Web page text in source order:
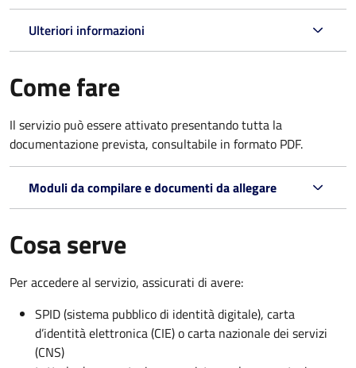
Ulteriori informazioni
Come fare
Il servizio può essere attivato presentando tutta la
documentazione prevista, consultabile in formato PDF.
Moduli da compilare e documenti da allegare
Cosa serve
Per accedere al servizio, assicurati di avere:
SPID (sistema pubblico di identità digitale), carta
d’identità elettronica (CIE) o carta nazionale dei servizi
(CNS)